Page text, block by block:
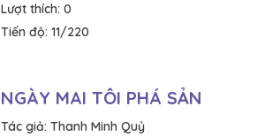
Lượt thích: 0
Tiến độ: 11/220
NGÀY MAI TÔI PHÁ SẢN
Tác giả: Thanh Minh Quỷ